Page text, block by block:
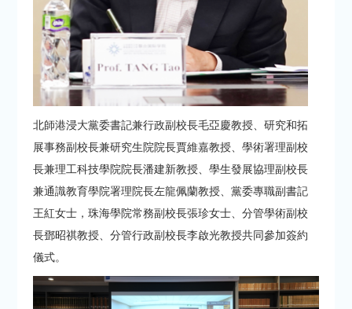
北師港浸大黨委書記兼行政副校長毛亞慶教授、研究和拓
展事務副校長兼研究生院院長賈維嘉教授、學術署理副校
長兼理工科技學院院長潘建新教授、學生發展協理副校長
兼通識教育學院署理院長左龍佩蘭教授、黨委專職副書記
王紅女士，珠海學院常務副校長張珍女士、分管學術副校
長鄧昭祺教授、分管行政副校長李啟光教授共同參加簽約
儀式。